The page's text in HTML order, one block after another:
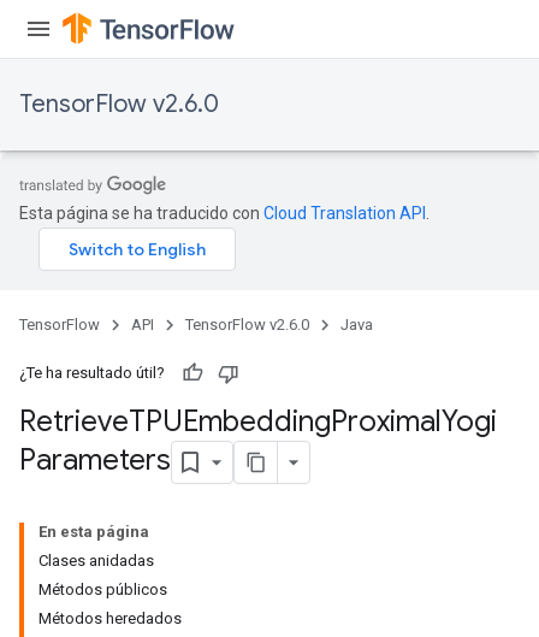
TensorFlow v2.6.0
Esta página se ha traducido con Cloud Translation API
TensorFlow API TensorFlow v2.6.0 Java
¿Te ha resultado útil?
RetrieveTPUEmbeddingProximalYogi
Parameters
En esta página
Clases anidadas
Métodos públicos
Métodos heredados